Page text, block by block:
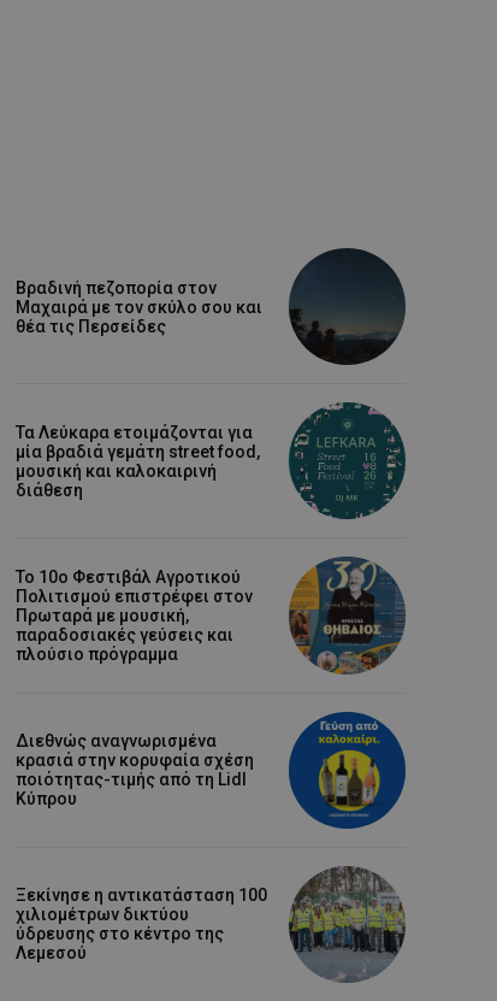
Βραδινή πεζοπορία στον
Μαχαιρά με τον σκύλο σου και
θέα τις Περσείδες
Τα Λεύκαρα ετοιμάζονται για
μία βραδιά γεμάτη street food,
μουσική και καλοκαιρινή
διάθεση
Το 10ο Φεστιβάλ Αγροτικού
Πολιτισμού επιστρέφει στον
Πρωταρά με μουσική,
παραδοσιακές γεύσεις και
πλούσιο πρόγραμμα
Διεθνώς αναγνωρισμένα
κρασιά στην κορυφαία σχέση
ποιότητας-τιμής από τη Lidl
Κύπρου
Ξεκίνησε η αντικατάσταση 100
χιλιομέτρων δικτύου
ύδρευσης στο κέντρο της
Λεμεσού